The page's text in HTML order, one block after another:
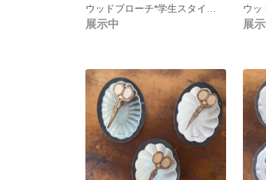
展示中 展